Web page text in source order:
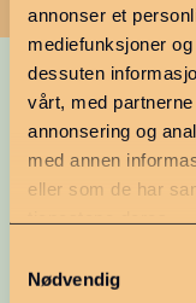
annonser et
mediefunksjoner
dessuten
vårt, med
annonsering og
med annen
eller som de har
Nødvendig